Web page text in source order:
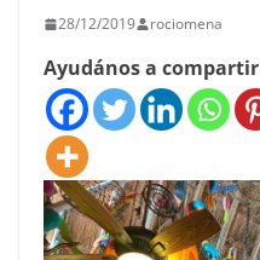
28/12/2019 rociomena
Ayudános a compartir